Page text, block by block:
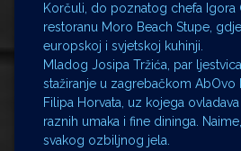
Korčuli, do poznatog chefa Igora
restoranu Moro Beach Stupe,
europskoj i svjetskoj kuhinji.
Mladog Josipa Tržića, par
stažiranje u zagrebačkom AbOvo
Filipa Horvata, uz kojega
raznih umaka i fine dininga.
svakog ozbiljnog jela.